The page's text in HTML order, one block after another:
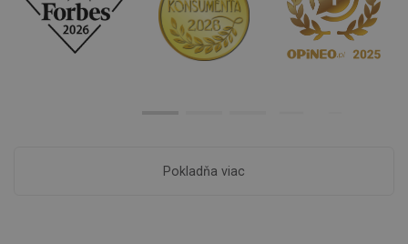
Pokladňa viac